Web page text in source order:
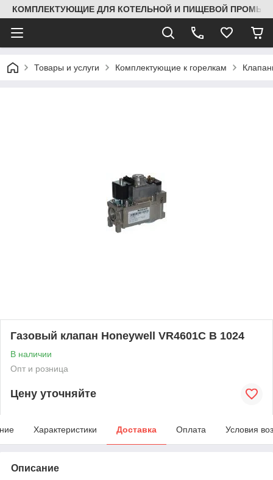
КОМПЛЕКТУЮЩИЕ ДЛЯ КОТЕЛЬНОЙ И ПИЩЕВОЙ
Товары и услуги Комплектующие к горелкам
Газовый клапан Honeywell VR4601C B 1024
В наличии
Опт и розница
Цену уточняйте
Характеристики Доставка Оплата Условия
Описание